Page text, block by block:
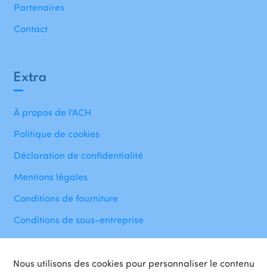
Nous utilisons des cookies pour personnaliser le contenu
Extra
À propos de l'ACH
Politique de cookies
Déclaration de confidentialité
Mentions légales
Conditions de fourniture
Conditions de sous-entreprise
Partenaires
Contact